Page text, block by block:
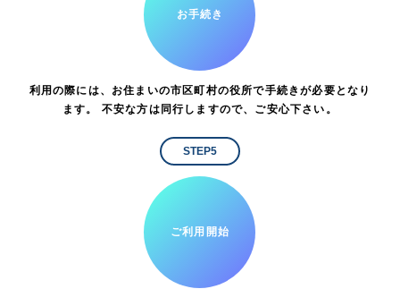
お手続き
利用の際には、お住まいの市区町村の役所で手続きが必要となり
ます。 不安な方は同行しますので、ご安心下さい。
STEP5
ご利用開始